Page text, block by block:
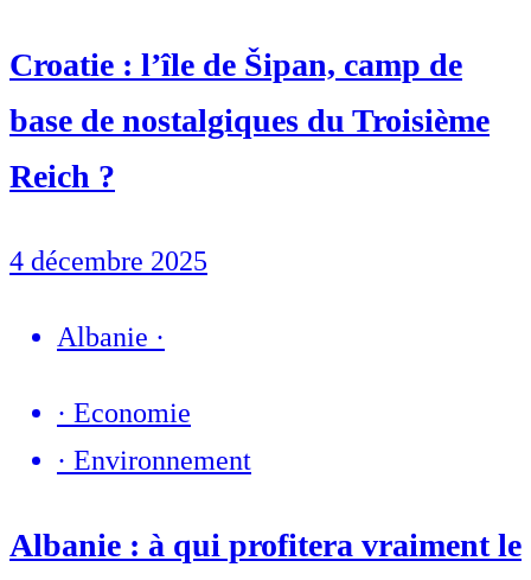
Croatie : l’île de Šipan, camp de
base de nostalgiques du Troisième
Reich ?
4 décembre 2025
Albanie ·
· Economie
· Environnement
Albanie : à qui profitera vraiment le